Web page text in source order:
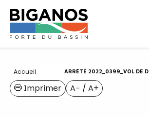
Accueil ARRÊTÉ 2022_0399_VOL DE DRONE_LOTISSEMENT DES ECOLES
A− / A+
Imprimer